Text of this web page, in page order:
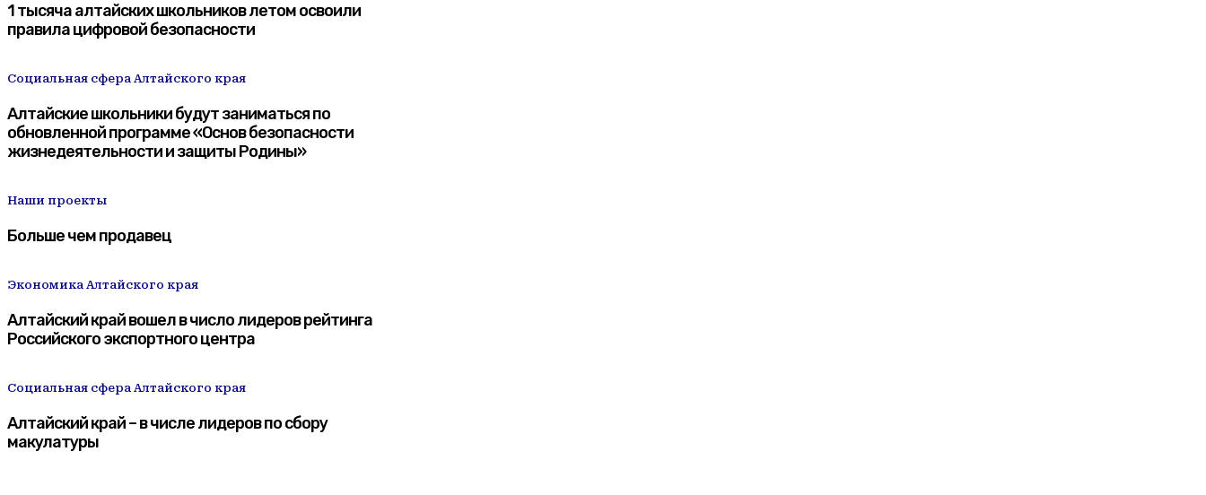
1 тысяча алтайских школьников летом освоили
правила цифровой безопасности
Социальная сфера Алтайского края
Алтайские школьники будут заниматься по
обновленной программе «Основ безопасности
жизнедеятельности и защиты Родины»
Наши проекты
Больше чем продавец
Экономика Алтайского края
Алтайский край вошел в число лидеров рейтинга
Российского экспортного центра
Социальная сфера Алтайского края
Алтайский край – в числе лидеров по сбору
макулатуры